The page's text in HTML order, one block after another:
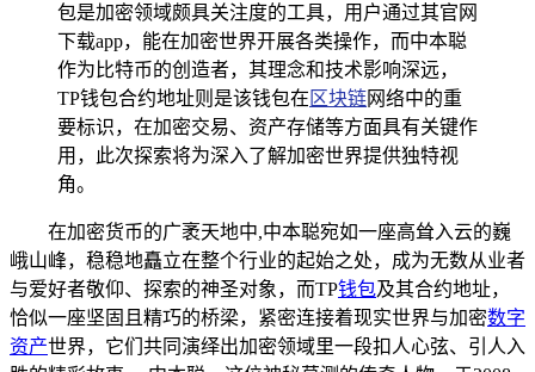
包是加密领域颇具关注度的工具，用户通过其官网
下载app，能在加密世界开展各类操作，而中本聪
作为比特币的创造者，其理念和技术影响深远，
TP钱包合约地址则是该钱包在 区块链网络中的重
要标识，在加密交易、资产存储等方面具有关键作
用，此次探索将为深入了解加密世界提供独特视
角。
在加密货币的广袤天地中,中本聪宛如一座高耸入云的巍
峨山峰，稳稳地矗立在整个行业的起始之处，成为无数从业者
与爱好者敬仰、探索的神圣对象，而TP钱包及其合约地址，
恰似一座坚固且精巧的桥梁，紧密连接着现实世界与加密数字
资产世界，它们共同演绎出加密领域里一段扣人心弦、引人入